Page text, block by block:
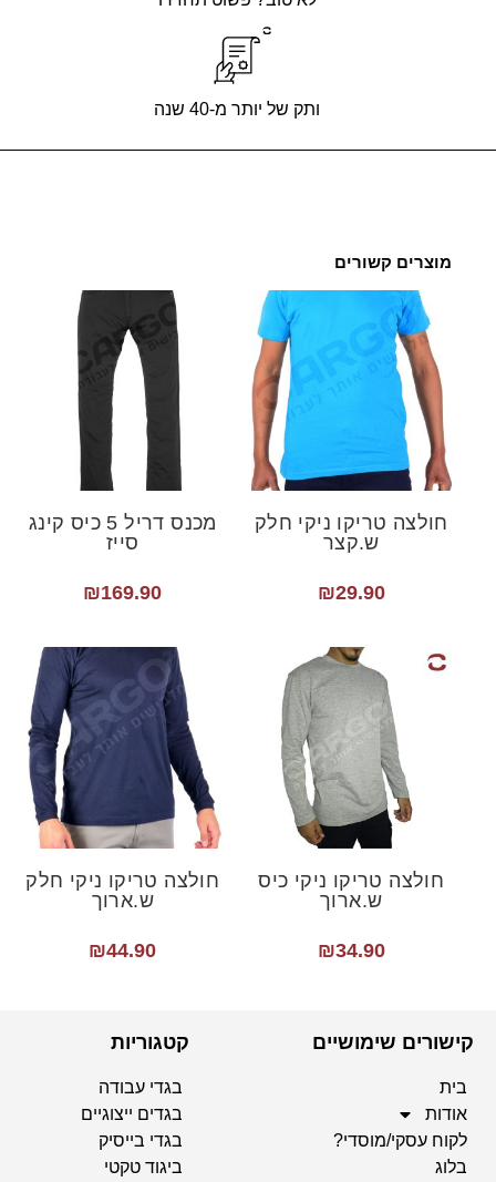
ותק של יותר מ-40 שנה
מוצרים קשורים
חולצה טריקו ניקי חלק
ש.קצר
₪29.90
מכנס דריל 5 כיס קינג
סייז
₪169.90
חולצה טריקו ניקי כיס
ש.ארוך
₪34.90
חולצה טריקו ניקי חלק
ש.ארוך
₪44.90
קישורים שימושיים
בית
אודות
לקוח עסקי/מוסדי?
בלוג
קטגוריות
בגדי עבודה
בגדים ייצוגיים
בגדי בייסיק
ביגוד טקטי